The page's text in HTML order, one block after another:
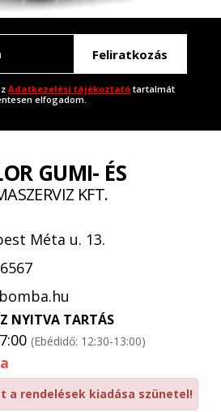
Feliratkozás
Adatkezelési tájékoztató tartalmát
elfogadom.
GUMI- ÉS
KFT.
Méta u. 13.
NYITVA TARTÁS
(Ebédidő: 12:30-13:00)
a rendelések kiadása szünetel!